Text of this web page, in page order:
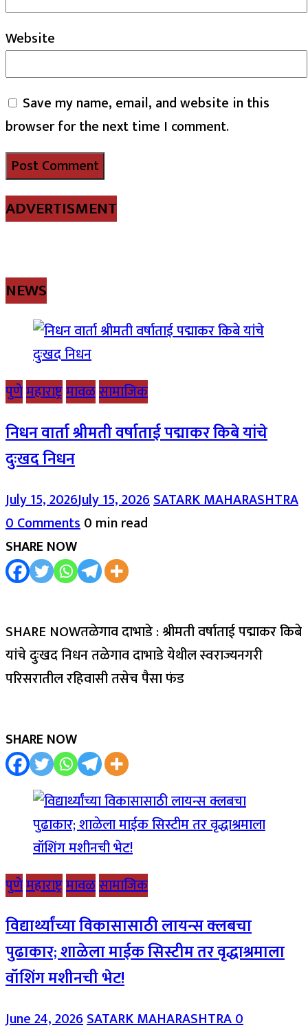
Website
Save my name, email, and website in this
browser for the next time I comment.
ADVERTISMENT
NEWS
पुणेमहाराष्ट्रमावळसामाजिक
निधन वार्ता श्रीमती वर्षाताई पद्माकर किबे यांचे
दुःखद निधन
July 15, 2026July 15, 2026SATARK MAHARASHTRA
0 Comments0 min read
SHARE NOW
SHARE NOWतळेगाव दाभाडे : श्रीमती वर्षाताई पद्माकर किबे
यांचे दुःखद निधन तळेगाव दाभाडे येथील स्वराज्यनगरी
परिसरातील रहिवासी तसेच पैसा फंड
SHARE NOW
पुणेमहाराष्ट्रमावळसामाजिक
विद्यार्थ्यांच्या विकासासाठी लायन्स क्लबचा
पुढाकार; शाळेला माईक सिस्टीम तर वृद्धाश्रमाला
वॉशिंग मशीनची भेट!
June 24, 2026SATARK MAHARASHTRA0